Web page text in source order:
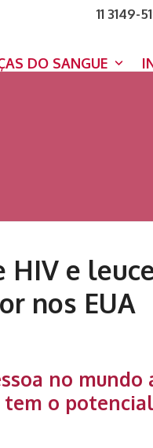
11 3149-
DO SANGUE
HIV e
nos EUA
no mundo
o